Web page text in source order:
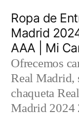
contenido
Ropa de
Madrid
AAA | Mi
Ofrecemos
Real Madrid,
chaqueta
Madrid 2024